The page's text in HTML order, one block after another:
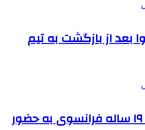
بعد از بازگشت به تیم
واکنش پدیده ۱۹ ساله فرانسوی به حضور